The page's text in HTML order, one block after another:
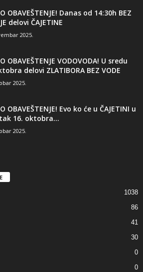
OBAVEŠTENJE! Danas od 14:30h BEZ
delovi ČAJETINE
2025.
OBAVEŠTENJE VODOVODA! U sredu
delovi ZLATIBORA BEZ VODE
2025.
OBAVEŠTENJE! Evo ko će u ČAJETINI u
16. oktobra...
2025.
1038
86
41
30
0
0